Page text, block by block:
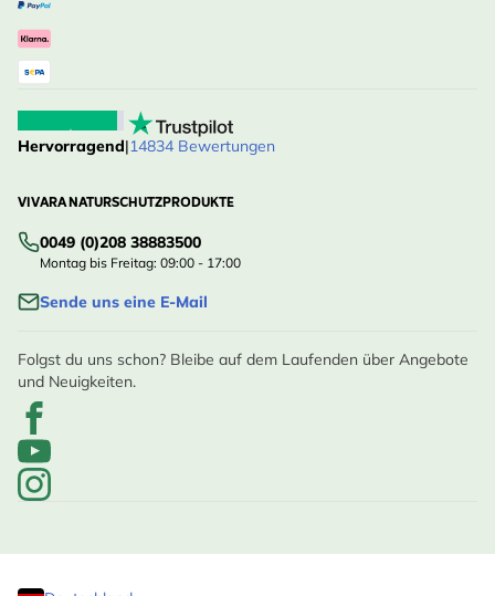
Hervorragend|14834 Bewertungen
VIVARA NATURSCHUTZPRODUKTE
0049 (0)208 38883500
Montag bis Freitag: 09:00 - 17:00
Sende uns eine E-Mail
Folgst du uns schon? Bleibe auf dem Laufenden über Angebote
und Neuigkeiten.